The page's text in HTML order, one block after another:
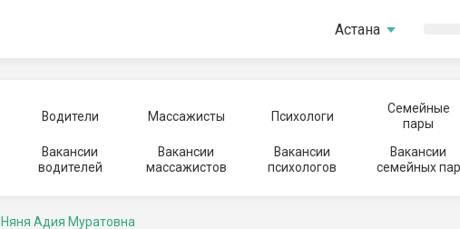
Астана
Водители Массажисты Психологи
Семейные
пары
Вакансии
водителей
Вакансии
массажистов
Вакансии
психологов
Вакансии
семейных пар
Няня Адия Муратовна